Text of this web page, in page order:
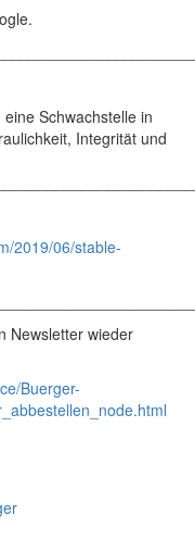
Schwachstelle in
Integrität und
2019/06/stable-
Newsletter wieder
Buerger-